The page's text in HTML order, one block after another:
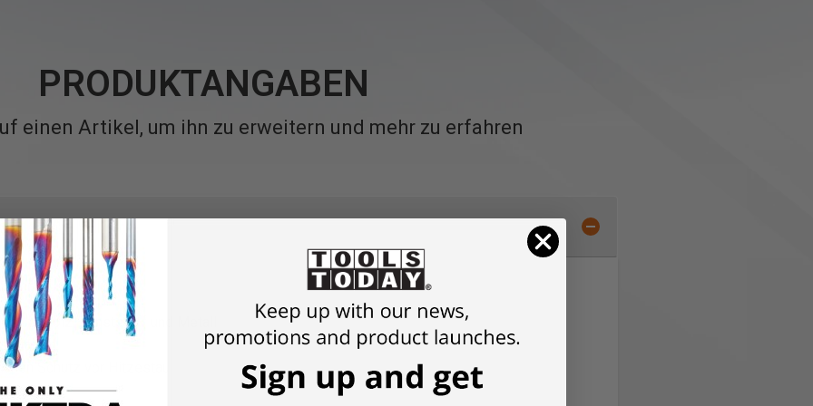
PRODUKTANGABEN
einen Artikel, um ihn zu erweitern und mehr zu erfahren
in Holz, Kunststoff und Metall
Starten
Schutz vor Hitzestau